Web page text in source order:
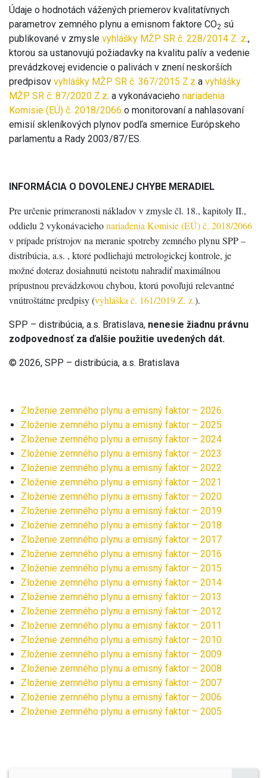
Údaje o hodnotách vážených priemerov kvalitatívnych
parametrov zemného plynu a emisnom faktore CO2 sú
publikované v zmysle vyhlášky MŽP SR č. 228/2014 Z. z.,
ktorou sa ustanovujú požiadavky na kvalitu palív a vedenie
prevádzkovej evidencie o palivách v znení neskorších
predpisov vyhlášky MŽP SR č. 367/2015 Z.z a vyhlášky
MŽP SR č. 87/2020 Z.z. a vykonávacieho nariadenia
Komisie (EÚ) č. 2018/2066 o monitorovaní a nahlasovaní
emisií skleníkových plynov podľa smernice Európskeho
parlamentu a Rady 2003/87/ES.
INFORMÁCIA O DOVOLENEJ CHYBE MERADIEL
Pre určenie primeranosti nákladov v zmysle čl. 18., kapitoly II.,
oddielu 2 vykonávaciehonariadenia Komisie (EÚ) č. 2018/2066
v prípade prístrojov na meranie spotreby zemného plynu SPP –
distribúcia, a.s. , ktoré podliehajú metrologickej kontrole, je
možné doteraz dosiahnutú neistotu nahradiť maximálnou
prípustnou prevádzkovou chybou, ktorú povoľujú relevantné
vnútroštátne predpisy (vyhláška č. 161/2019 Z. z.).
SPP – distribúcia, a.s. Bratislava, nenesie žiadnu právnu
zodpovednosť za ďalšie použitie uvedených dát.
© 2026, SPP – distribúcia, a.s. Bratislava
Zloženie zemného plynu a emisný faktor – 2026
Zloženie zemného plynu a emisný faktor – 2025
Zloženie zemného plynu a emisný faktor – 2024
Zloženie zemného plynu a emisný faktor – 2023
Zloženie zemného plynu a emisný faktor – 2022
Zloženie zemného plynu a emisný faktor – 2021
Zloženie zemného plynu a emisný faktor – 2020
Zloženie zemného plynu a emisný faktor – 2019
Zloženie zemného plynu a emisný faktor – 2018
Zloženie zemného plynu a emisný faktor – 2017
Zloženie zemného plynu a emisný faktor – 2016
Zloženie zemného plynu a emisný faktor – 2015
Zloženie zemného plynu a emisný faktor – 2014
Zloženie zemného plynu a emisný faktor – 2013
Zloženie zemného plynu a emisný faktor – 2012
Zloženie zemného plynu a emisný faktor – 2011
Zloženie zemného plynu a emisný faktor – 2010
Zloženie zemného plynu a emisný faktor – 2009
Zloženie zemného plynu a emisný faktor – 2008
Zloženie zemného plynu a emisný faktor – 2007
Zloženie zemného plynu a emisný faktor – 2006
Zloženie zemného plynu a emisný faktor – 2005